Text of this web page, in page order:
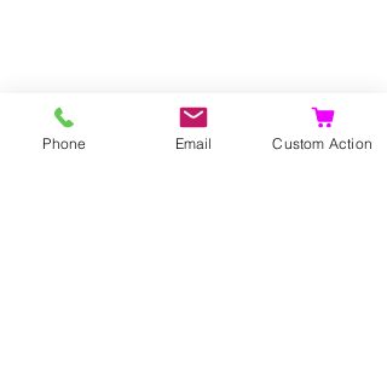
Ajouter au panier
Phone Email Custom Action